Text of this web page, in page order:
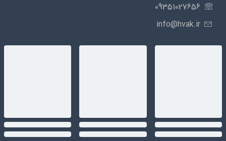
09351027656
info@hvak.ir